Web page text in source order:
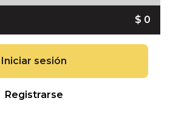
$ 0
Iniciar sesión
Registrarse